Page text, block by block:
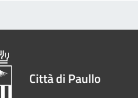
Città di Paullo